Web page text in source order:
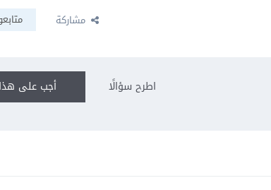
مشاركة
أجب على اطرح سؤالًا